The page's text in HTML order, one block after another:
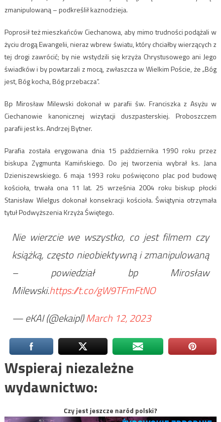
zmanipulowaną – podkreślił kaznodzieja.
Poprosił też mieszkańców Ciechanowa, aby mimo trudności podążali w
życiu drogą Ewangelii, nieraz wbrew światu, który chciałby wierzących z
tej drogi zawrócić; by nie wstydzili się krzyża Chrystusowego ani Jego
świadków i by powtarzali z mocą, zwłaszcza w Wielkim Poście, że „Bóg
jest, Bóg kocha, Bóg przebacza”.
Bp Mirosław Milewski dokonał w parafii św. Franciszka z Asyżu w
Ciechanowie kanonicznej wizytacji duszpasterskiej. Proboszczem
parafii jest ks. Andrzej Bytner.
Parafia została erygowana dnia 15 października 1990 roku przez
biskupa Zygmunta Kamińskiego. Do jej tworzenia wybrał ks. Jana
Dzieniszewskiego. 6 maja 1993 roku poświęcono plac pod budowę
kościoła, trwała ona 11 lat. 25 września 2004 roku biskup płocki
Stanisław Wielgus dokonał konsekracji kościoła. Świątynia otrzymała
tytuł Podwyższenia Krzyża Świętego.
Nie wierzcie we wszystko, co jest filmem czy
książką, często nieobiektywną i zmanipulowaną
– powiedział bp Mirosław
Milewski.https://t.co/gW9TFmFtNO
— eKAI (@ekaipl)March 12, 2023
Wspieraj niezależne
wydawnictwo:
Czy jest jeszcze naród polski?